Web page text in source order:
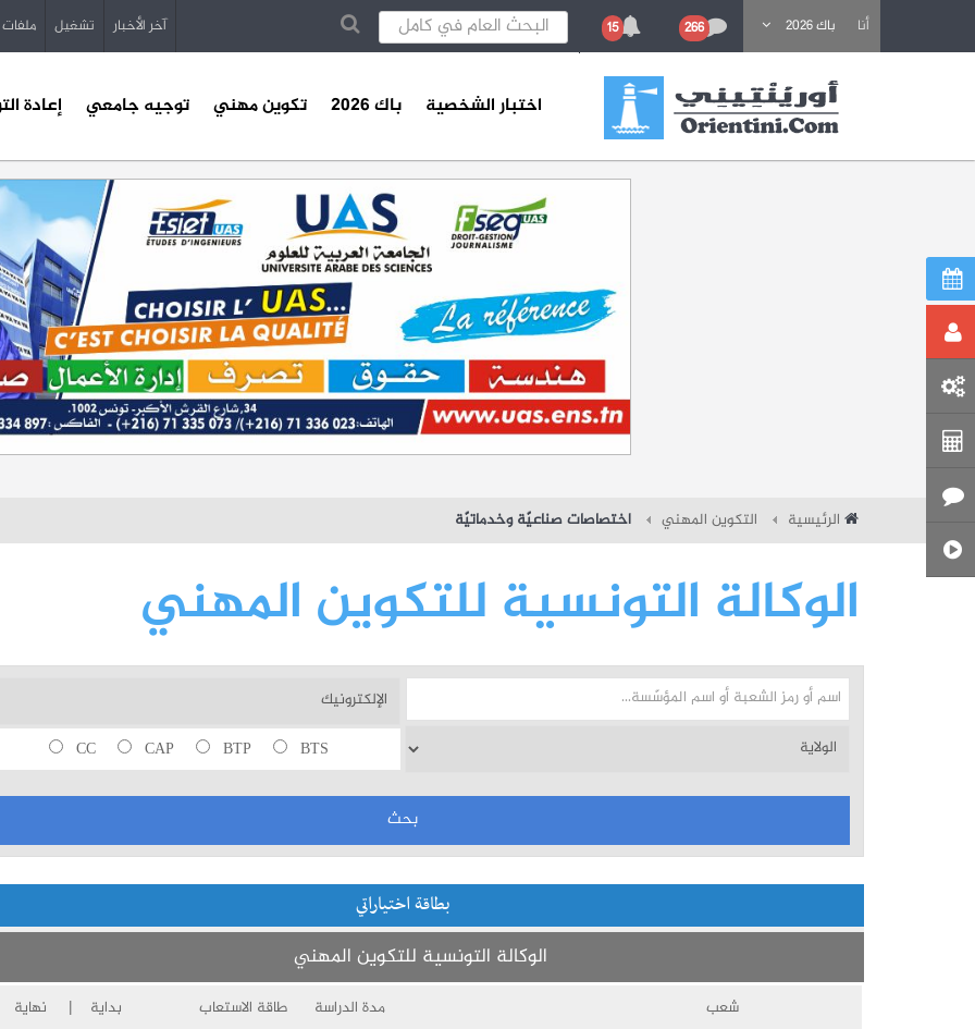
أنا باك 2026
باحث عن تكوين
266
15 آخر الأخبار تشغيل ملفات
اختبار الشخصية باك 2026 تكوين مهني توجيه جامعي إعادة
الرئيسية التكوين المهني اختصاصات صناعيّة وخدماتيّة
الوكالة التونسية للتكوين المهني
BTS
BTP
CAP
CC
بطاقة اختياراتي
الوكالة التونسية للتكوين المهني
شعب مدة الدراسة طاقة الاستعاب بداية | نهاية